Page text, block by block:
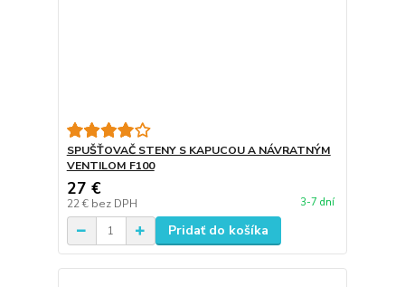
SPUŠŤOVAČ STENY S KAPUCOU A NÁVRATNÝM
VENTILOM F100
27 €
22 € bez DPH 3-7 dní
Pridať do košíka